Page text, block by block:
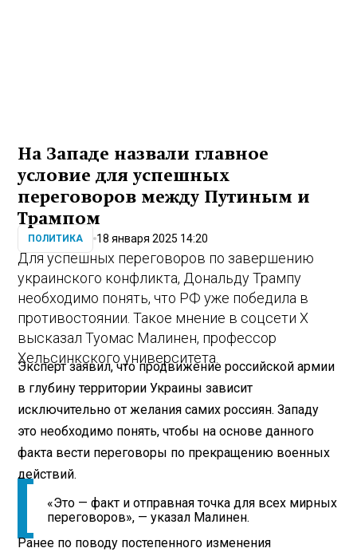
На Западе назвали главное
условие для успешных
переговоров между Путиным и
Трампом
ПОЛИТИКА 18 января 2025 14:20
Для успешных переговоров по завершению
украинского конфликта, Дональду Трампу
необходимо понять, что РФ уже победила в
противостоянии. Такое мнение в соцсети Х
высказал Туомас Малинен, профессор
Хельсинкского университета.
Эксперт заявил, что продвижение российской армии
в глубину территории Украины зависит
исключительно от желания самих россиян. Западу
это необходимо понять, чтобы на основе данного
факта вести переговоры по прекращению военных
действий.
«Это — факт и отправная точка для всех мирных
переговоров», — указал Малинен.
Ранее по поводу постепенного изменения